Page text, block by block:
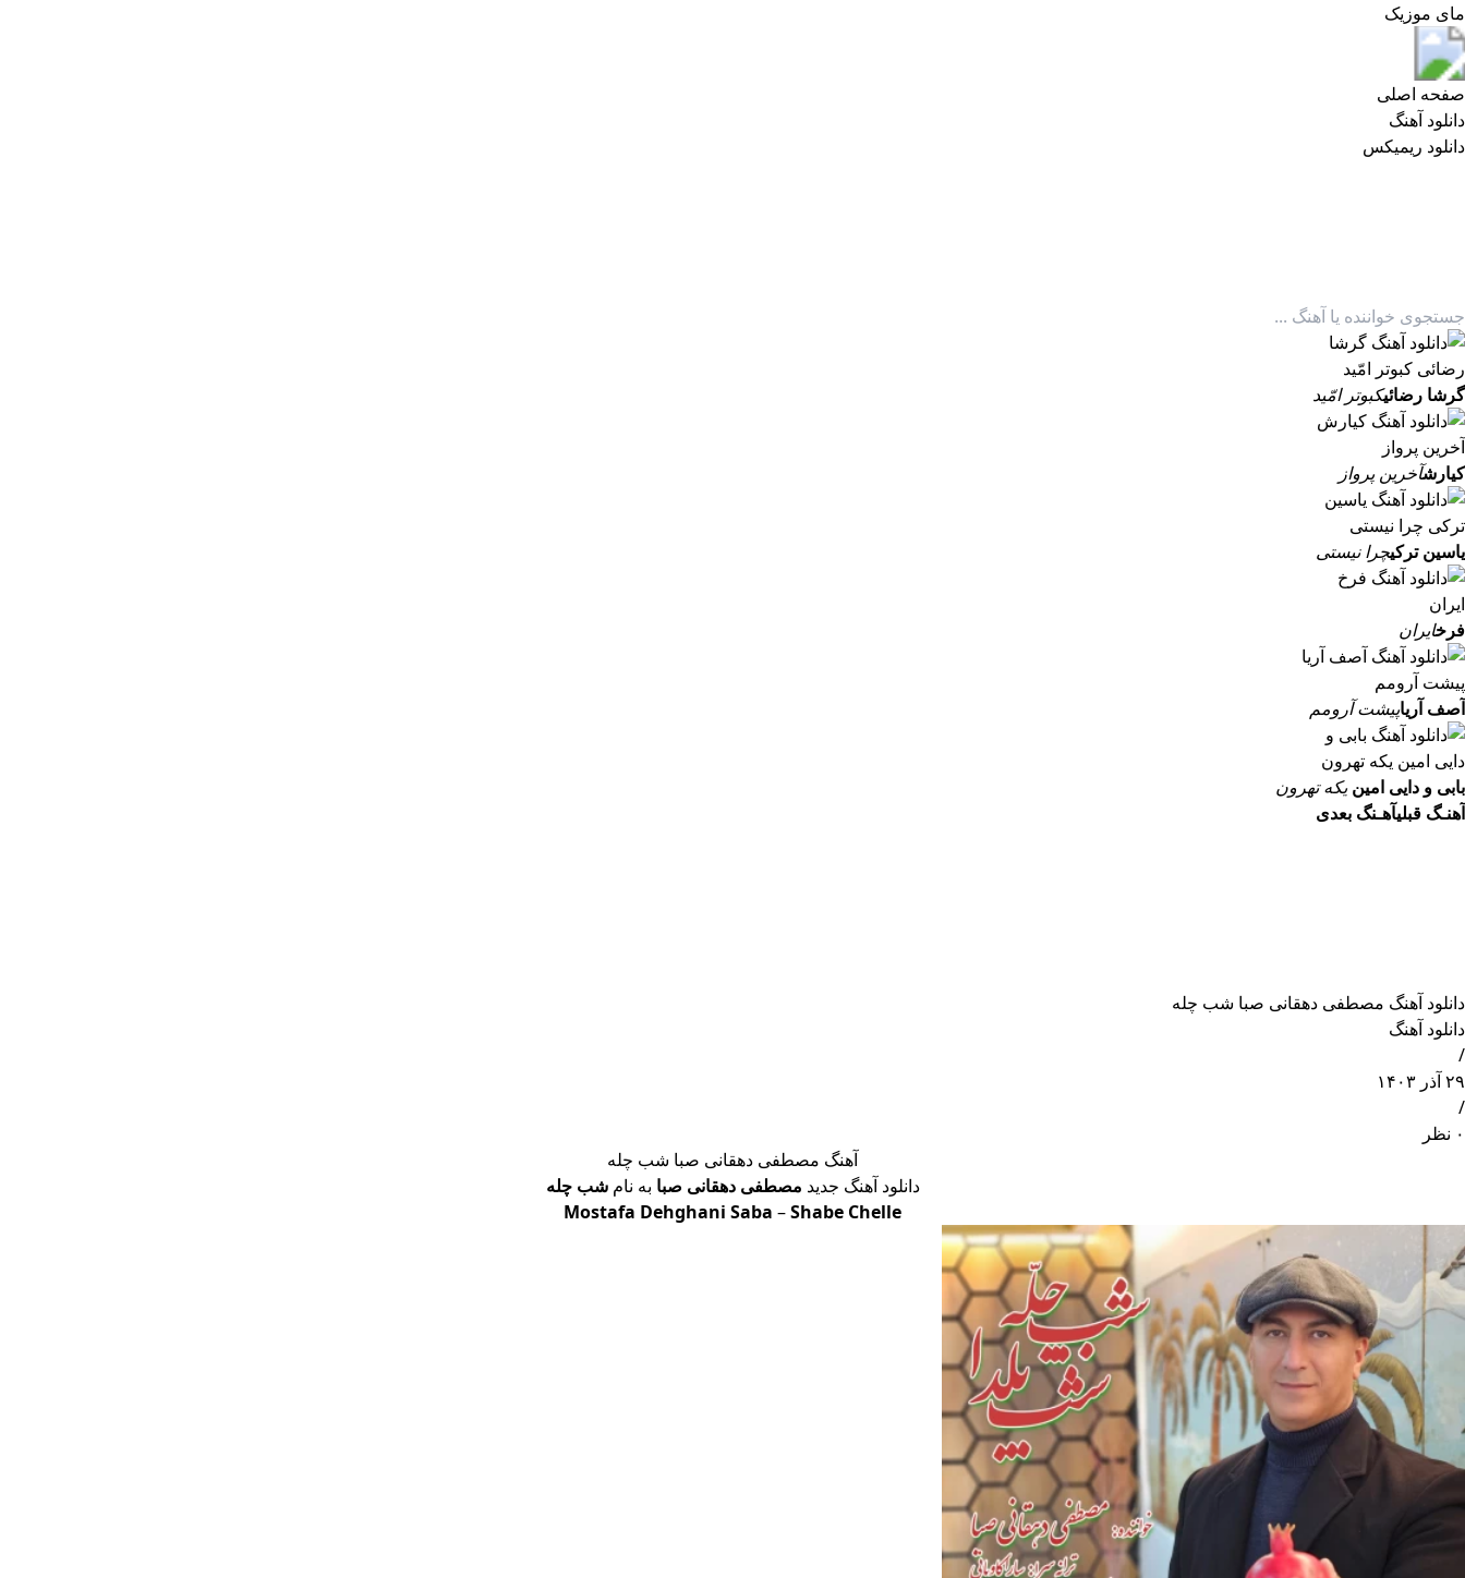
مای موزیک
صفحه اصلی
دانلود آهنگ
دانلود ریمیکس
گرشا رضائیکبوتر امّید
کیارشآخرین پرواز
یاسین ترکیچرا نیستی
فرخایران
آصف آریاپیشت آرومم
بابی و دایی امینیکه تهرون
آهنـگ قبلیآهـنگ بعدی
دانلود آهنگ مصطفی دهقانی صبا شب چله
دانلود آهنگ
/
۲۹ آذر ۱۴۰۳
/
۰ نظر
آهنگ مصطفی دهقانی صبا شب چله
دانلود آهنگ جدید مصطفی دهقانی صبا به نامشب چله
Mostafa Dehghani Saba –Shabe Chelle